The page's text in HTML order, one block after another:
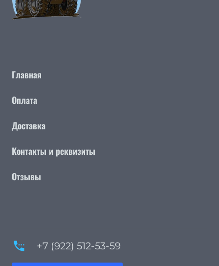
Главная
Оплата
Доставка
Контакты и реквизиты
Отзывы
settings_phone +7 (922) 512-53-59